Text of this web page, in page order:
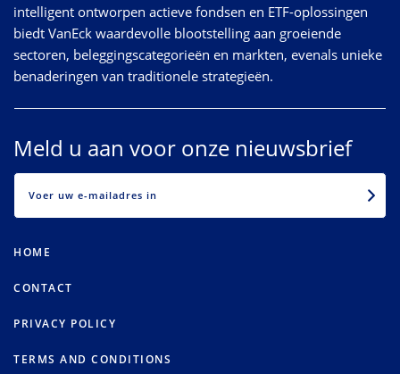
intelligent ontworpen actieve fondsen en ETF-oplossingen
biedt VanEck waardevolle blootstelling aan groeiende
sectoren, beleggingscategorieën en markten, evenals unieke
benaderingen van traditionele strategieën.
Meld u aan voor onze nieuwsbrief
HOME
CONTACT
PRIVACY POLICY
TERMS AND CONDITIONS